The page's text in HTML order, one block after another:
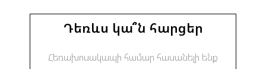
Դեռևս կա՞ն հարցեր
Հեռախոսակապի համար հասանելի ենք